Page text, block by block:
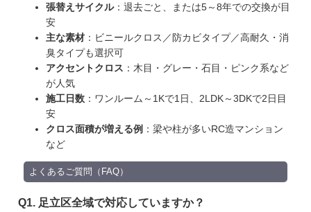
張替えサイクル：退去ごと、または5～8年での交換が目
安
主な素材 ：ビニールクロス／防カビタイプ／高耐久・消
臭タイプも選択可
アクセントクロス ：木目・グレー・石目・ピンク系など
が人気
施工日数 ：ワンルーム～1Kで1日、2LDK～3DKで2日目
安
クロス面積が増える例 ：梁や柱が多いRC造マンション
など
よくあるご質問（FAQ）
Q1. 足立区全域で対応していますか？